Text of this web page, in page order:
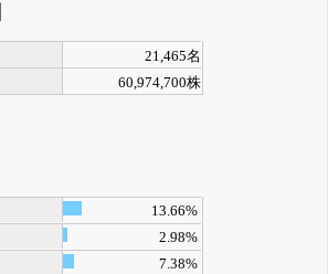
21,465名
60,974,700株
13.66%
2.98%
7.38%